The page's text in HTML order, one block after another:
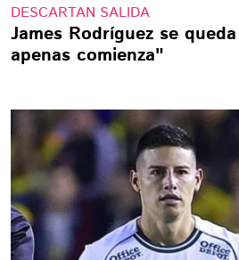
DESCARTAN SALIDA
James Rodríguez se
apenas comienza"